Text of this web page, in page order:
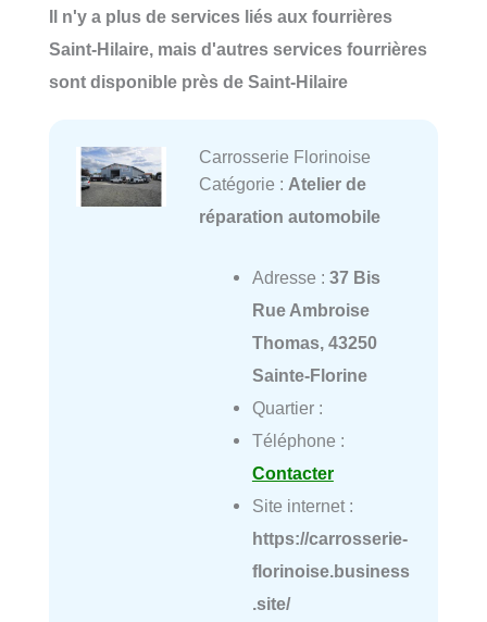
Il n'y a plus de services liés aux fourrières
Saint-Hilaire, mais d'autres services fourrières
sont disponible près de Saint-Hilaire
Carrosserie Florinoise
Catégorie : Atelier de
réparation automobile
Adresse : 37 Bis
Rue Ambroise
Thomas, 43250
Sainte-Florine
Quartier :
Téléphone :
Contacter
Site internet :
https://carrosserie-
florinoise.business
.site/